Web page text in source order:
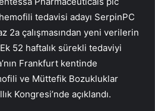
tedavisi adayı SerpinPC
2a çalışmasından yeni verilerin
52 haftalık sürekli tedaviyi
Frankfurt kentinde
ve Müttefik Bozukluklar
Kongresi’nde açıklandı.